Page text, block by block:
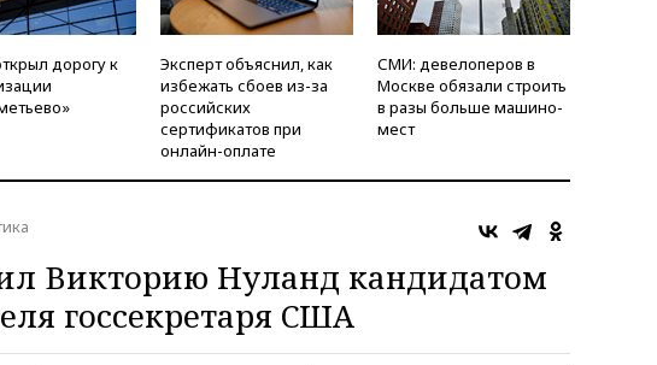
дорогу к
Эксперт объяснил, как
избежать сбоев из-за
российских
сертификатов при
онлайн-оплате
СМИ: девелоперов в
Москве обязали строить
в разы больше машино-
мест
Викторию Нуланд кандидатом
госсекретаря США